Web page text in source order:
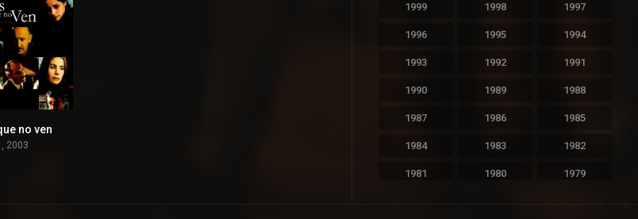
no ven
2003
1999 1998 1997
1996 1995 1994
1993 1992 1991
1990 1989 1988
1987 1986 1985
1984 1983 1982
1981 1980 1979